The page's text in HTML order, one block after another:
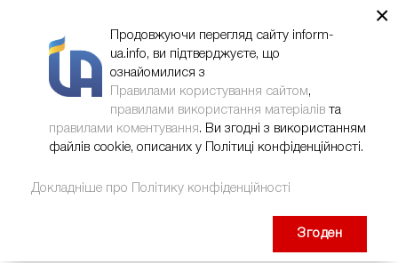
×
Продовжуючи перегляд сайту inform-
ua.info, ви підтверджуєте, що
ознайомилися з
Правилами користування сайтом,
правилами використання матеріалів та
правилами коментування. Ви згодні з використанням
файлів cookie, описаних у Політиці конфіденційності.
Докладніше про Політику конфіденційності
Згоден